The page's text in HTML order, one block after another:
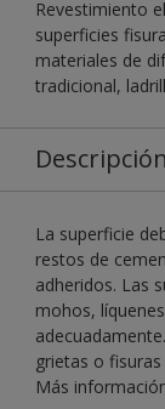
Revestimiento
superficies
materiales de
tradicional,
La superficie
restos de
adheridos. Las
mohos,
grietas o
Más